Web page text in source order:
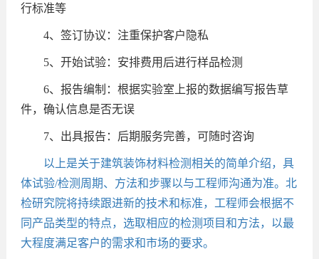
行标准等
4、签订协议：注重保护客户隐私
5、开始试验：安排费用后进行样品检测
6、报告编制：根据实验室上报的数据编写报告草
件，确认信息是否无误
7、出具报告：后期服务完善，可随时咨询
以上是关于建筑装饰材料检测相关的简单介绍，具
体试验/检测周期、方法和步骤以与工程师沟通为准。北
检研究院将持续跟进新的技术和标准，工程师会根据不
同产品类型的特点，选取相应的检测项目和方法，以最
大程度满足客户的需求和市场的要求。